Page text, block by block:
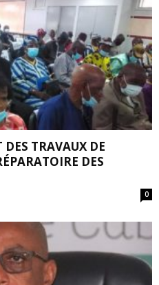
TRAVAUX DE
DES
0